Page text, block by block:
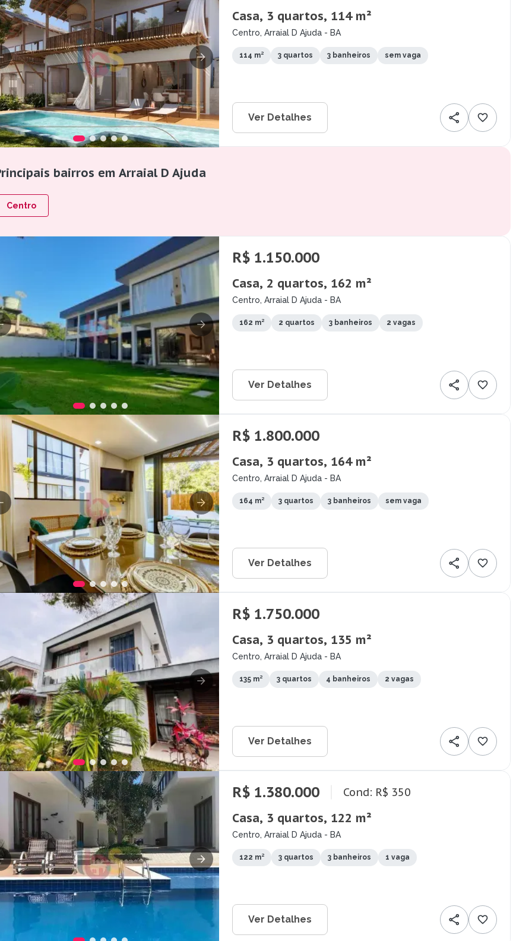
Casa, 3 quartos, 114 m²
Centro, Arraial D Ajuda - BA
114 m² 3 quartos 3 banheiros sem vaga
Ver Detalhes
bairros em Arraial D Ajuda
Centro
R$ 1.150.000
Casa, 2 quartos, 162 m²
Centro, Arraial D Ajuda - BA
162 m² 2 quartos 3 banheiros 2 vagas
Ver Detalhes
R$ 1.800.000
Casa, 3 quartos, 164 m²
Centro, Arraial D Ajuda - BA
164 m² 3 quartos 3 banheiros sem vaga
Ver Detalhes
R$ 1.750.000
Casa, 3 quartos, 135 m²
Centro, Arraial D Ajuda - BA
135 m² 3 quartos 4 banheiros 2 vagas
Ver Detalhes
R$ 1.380.000 Cond: R$ 350
Casa, 3 quartos, 122 m²
Centro, Arraial D Ajuda - BA
122 m² 3 quartos 3 banheiros 1 vaga
Ver Detalhes